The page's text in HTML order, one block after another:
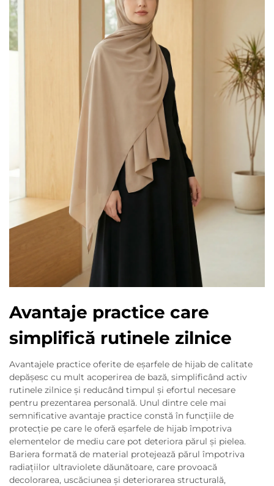
Avantaje practice care
simplifică rutinele zilnice
Avantajele practice oferite de eşarfele de hijab de calitate
depășesc cu mult acoperirea de bază, simplificând activ
rutinele zilnice și reducând timpul și efortul necesare
pentru prezentarea personală. Unul dintre cele mai
semnificative avantaje practice constă în funcțiile de
protecție pe care le oferă eşarfele de hijab împotriva
elementelor de mediu care pot deteriora părul și pielea.
Bariera formată de material protejează părul împotriva
radiațiilor ultraviolete dăunătoare, care provoacă
decolorarea, uscăciunea și deteriorarea structurală,